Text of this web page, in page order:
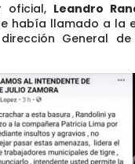
oficial, Leandro
había llamado a la
General de